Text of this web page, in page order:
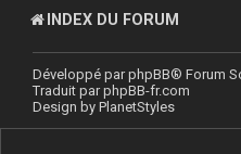
INDEX DU FORUM
Développé parphpBB® Forum
Traduit parphpBB-fr.com
Design by PlanetStyles